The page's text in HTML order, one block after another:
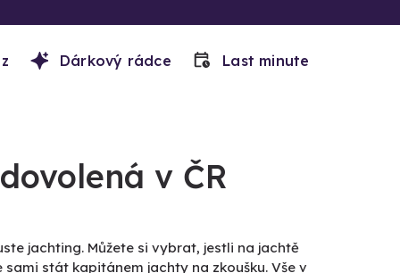
Dárkový rádce Last minute
v ČR
jachting. Můžete si vybrat, jestli na jachtě
stát kapitánem jachty na zkoušku. Vše v